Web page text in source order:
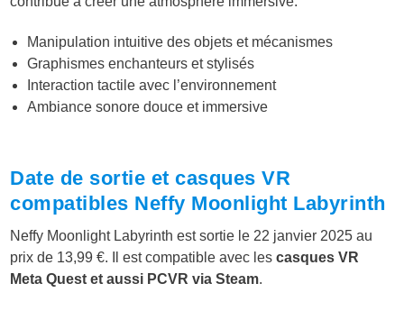
Manipulation intuitive des objets et mécanismes
Graphismes enchanteurs et stylisés
Interaction tactile avec l’environnement
Ambiance sonore douce et immersive
Date de sortie et casques VR
compatibles Neffy Moonlight Labyrinth
Neffy Moonlight Labyrinth est sortie le 22 janvier 2025 au
prix de 13,99 €. Il est compatible avec les casques VR
Meta Quest et aussi PCVR via Steam.